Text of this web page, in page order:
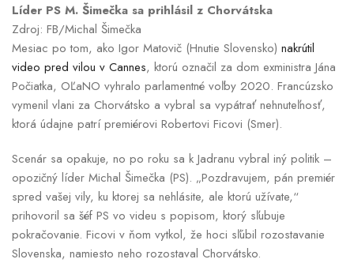
Líder PS M. Šimečka sa prihlásil z Chorvátska
Zdroj: FB/Michal Šimečka
Mesiac po tom, ako Igor Matovič (Hnutie Slovensko) nakrútil
video pred vilou v Cannes, ktorú označil za dom exministra Jána
Počiatka, OĽaNO vyhralo parlamentné voľby 2020. Francúzsko
vymenil vlani za Chorvátsko a vybral sa vypátrať nehnuteľnosť,
ktorá údajne patrí premiérovi Robertovi Ficovi (Smer).
Scenár sa opakuje, no po roku sa k Jadranu vybral iný politik –
opozičný líder Michal Šimečka (PS). „Pozdravujem, pán premiér
spred vašej vily, ku ktorej sa nehlásite, ale ktorú užívate,“
prihovoril sa šéf PS vo videu s popisom, ktorý sľubuje
pokračovanie. Ficovi v ňom vytkol, že hoci sľúbil rozostavanie
Slovenska, namiesto neho rozostaval Chorvátsko.